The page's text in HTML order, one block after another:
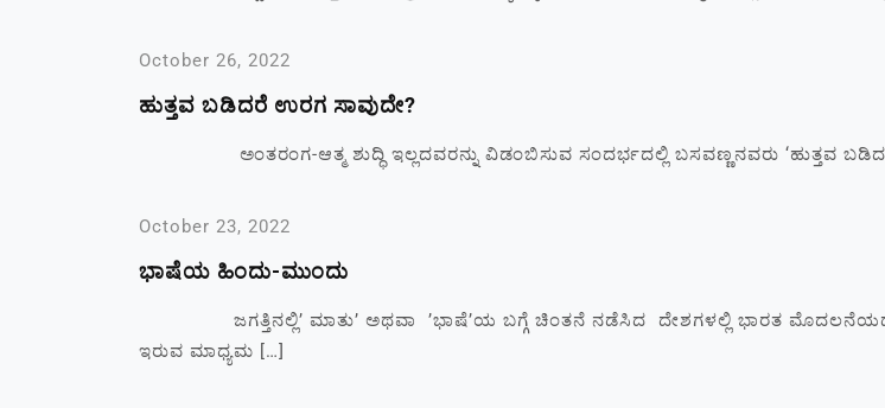
October 26, 2022
ಹುತ್ತವ ಬಡಿದರೆ ಉರಗ ಸಾವುದೇ?
ಅಂತರಂಗ-ಆತ್ಮ ಶುದ್ಧಿ ಇಲ್ಲದವರನ್ನು ವಿಡಂಬಿಸುವ ಸಂದರ್ಭದಲ್ಲಿ ಬಸವಣ್ಣನವರು ‘ಹುತ್ತವ
October 23, 2022
ಭಾಷೆಯ ಹಿಂದು-ಮುಂದು
ಜಗತ್ತಿನಲ್ಲಿ’ ಮಾತು’ ಅಥವಾ ’ಭಾಷೆ’ಯ ಬಗ್ಗೆ ಚಿಂತನೆ ನಡೆಸಿದ ದೇಶಗಳಲ್ಲಿ ಭಾರತ
ಇರುವ ಮಾಧ್ಯಮ […]